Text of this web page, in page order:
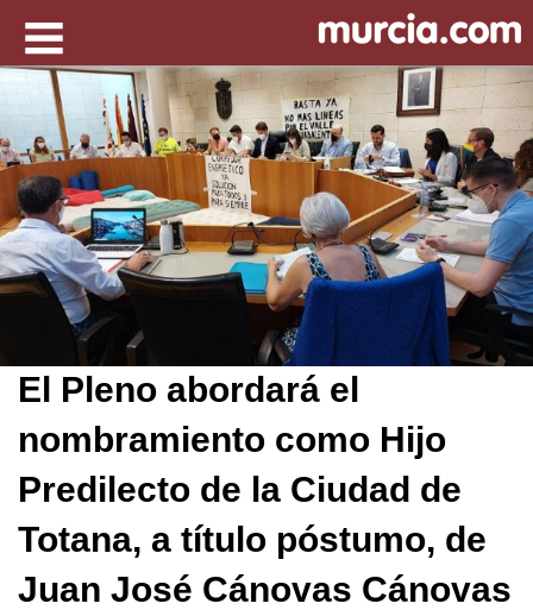
El Pleno abordará el
nombramiento como Hijo
Predilecto de la Ciudad de
Totana, a título póstumo, de
Juan José Cánovas Cánovas